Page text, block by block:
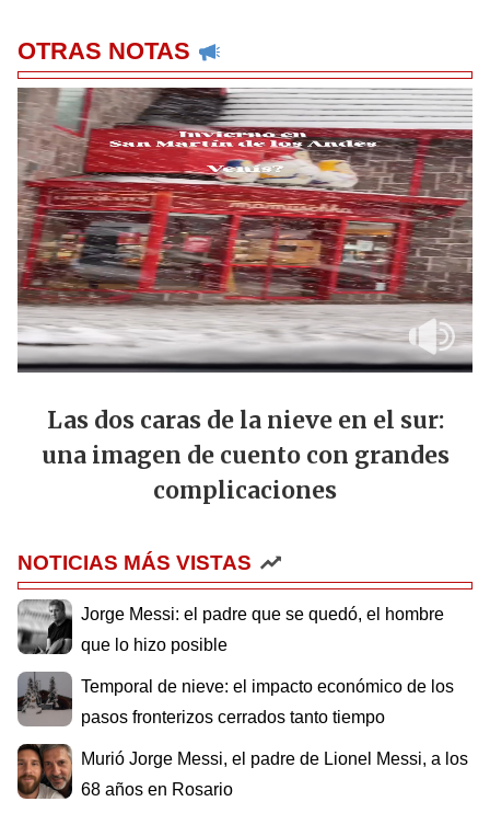
OTRAS NOTAS
Las dos caras de la nieve en el sur:
una imagen de cuento con grandes
complicaciones
NOTICIAS MÁS VISTAS
Jorge Messi: el padre que se quedó, el hombre
que lo hizo posible
Temporal de nieve: el impacto económico de los
pasos fronterizos cerrados tanto tiempo
Murió Jorge Messi, el padre de Lionel Messi, a los
68 años en Rosario